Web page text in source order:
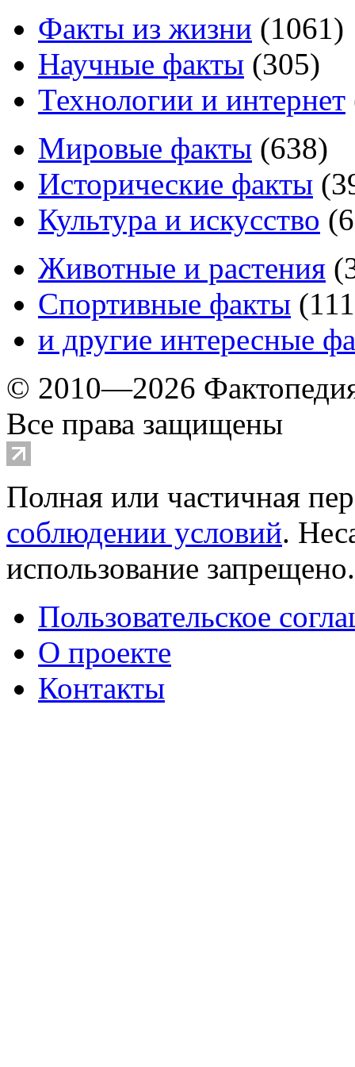
Факты из жизни (1061)
Научные факты (305)
Технологии и интернет
Мировые факты (638)
Исторические факты (
Культура и искусство (
Животные и растения (
Спортивные факты (111
и другие интересные
© 2010—2026
Все права защищены
Полная или частичная
соблюдении условий.
использование
Пользовательское
О проекте
Контакты